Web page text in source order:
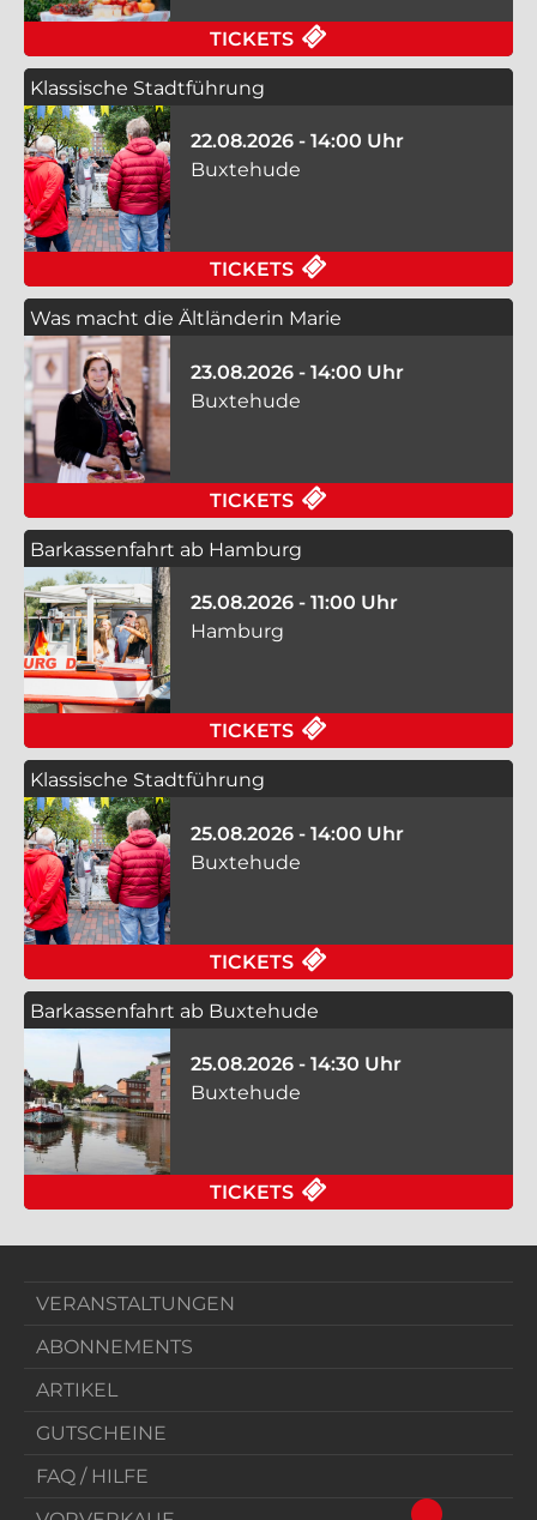
TICKETS
Klassische Stadtführung
22.08.2026 - 14:00 Uhr
Buxtehude
TICKETS
Was macht die Ältländerin Marie
23.08.2026 - 14:00 Uhr
Buxtehude
TICKETS
Barkassenfahrt ab Hamburg
25.08.2026 - 11:00 Uhr
Hamburg
TICKETS
Klassische Stadtführung
25.08.2026 - 14:00 Uhr
Buxtehude
TICKETS
Barkassenfahrt ab Buxtehude
25.08.2026 - 14:30 Uhr
Buxtehude
TICKETS
VERANSTALTUNGEN
ABONNEMENTS
ARTIKEL
GUTSCHEINE
FAQ / HILFE